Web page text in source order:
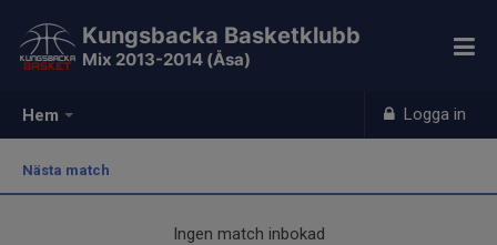
Hem Logga in
Kungsbacka Basketklubb
Mix 2013-2014 (Åsa)
Nästa match
Ingen match inbokad